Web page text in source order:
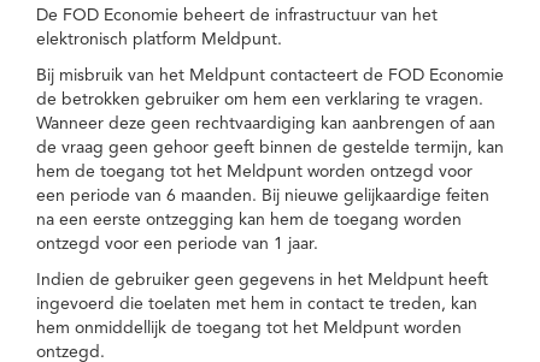
De FOD Economie beheert de infrastructuur van het
elektronisch platform Meldpunt.
Bij misbruik van het Meldpunt contacteert de FOD Economie
de betrokken gebruiker om hem een verklaring te vragen.
Wanneer deze geen rechtvaardiging kan aanbrengen of aan
de vraag geen gehoor geeft binnen de gestelde termijn, kan
hem de toegang tot het Meldpunt worden ontzegd voor
een periode van 6 maanden. Bij nieuwe gelijkaardige feiten
na een eerste ontzegging kan hem de toegang worden
ontzegd voor een periode van 1 jaar.
Indien de gebruiker geen gegevens in het Meldpunt heeft
ingevoerd die toelaten met hem in contact te treden, kan
hem onmiddellijk de toegang tot het Meldpunt worden
ontzegd.